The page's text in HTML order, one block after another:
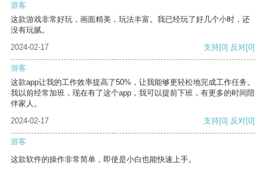
游客
这款游戏非常好玩，画面精美，玩法丰富。我已经玩了好几个小时，还
没有玩腻。
2024-02-17
支持[0] 反对[0]
游客
这款app让我的工作效率提高了50%，让我能够更轻松地完成工作任务。
我以前经常加班，现在有了这个app，我可以提前下班，有更多的时间陪
伴家人。
2024-02-17
支持[0] 反对[0]
游客
这款软件的操作非常简单，即使是小白也能快速上手。